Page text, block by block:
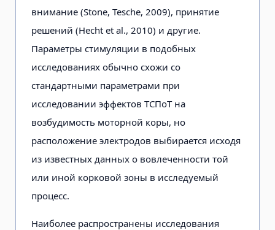
внимание (Stone, Tesche, 2009), принятие
решений (Hecht et al., 2010) и другие.
Параметры стимуляции в подобных
исследованиях обычно схожи со
стандартными параметрами при
исследовании эффектов ТСПоТ на
возбудимость моторной коры, но
расположение электродов выбирается исходя
из известных данных о вовлеченности той
или иной корковой зоны в исследуемый
процесс.
Наиболее распространены исследования